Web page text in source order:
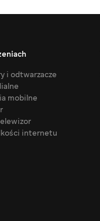
i odtwarzacze
mobilne
internetu